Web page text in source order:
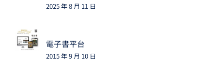
2025 年 8 月 11 日
電子書平台
2015 年 9 月 10 日